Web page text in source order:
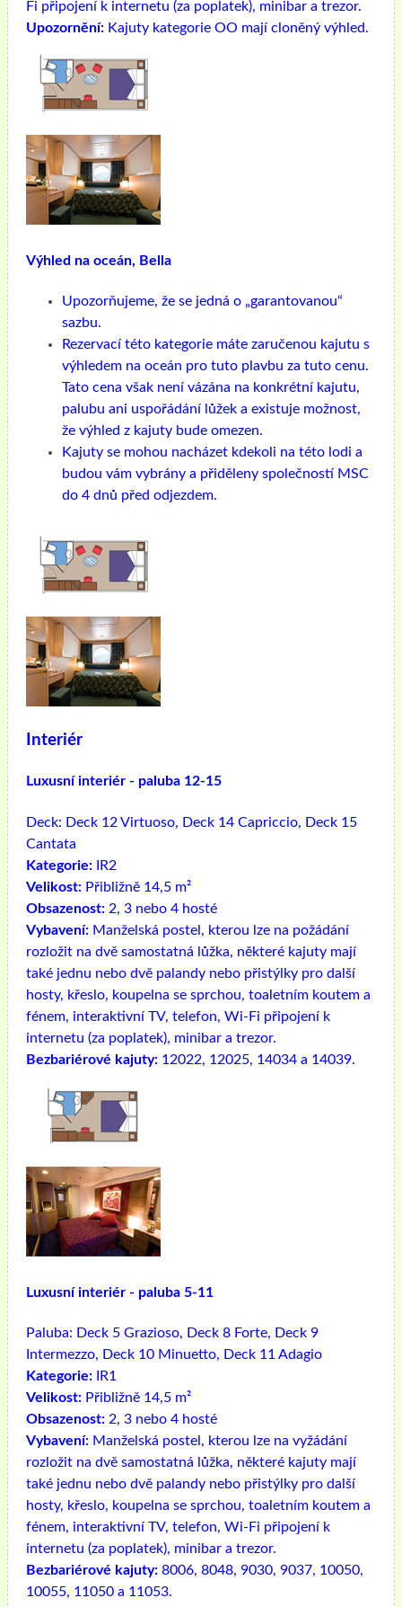
Fi připojení k internetu (za poplatek), minibar a trezor.
Upozornění: Kajuty kategorie OO mají cloněný výhled.
Výhled na oceán, Bella
Upozorňujeme, že se jedná o „garantovanou“
sazbu.
Rezervací této kategorie máte zaručenou kajutu s
výhledem na oceán pro tuto plavbu za tuto cenu.
Tato cena však není vázána na konkrétní kajutu,
palubu ani uspořádání lůžek a existuje možnost,
že výhled z kajuty bude omezen.
Kajuty se mohou nacházet kdekoli na této lodi a
budou vám vybrány a přiděleny společností MSC
do 4 dnů před odjezdem.
Interiér
Luxusní interiér - paluba 12-15
Deck: Deck 12 Virtuoso, Deck 14 Capriccio, Deck 15
Cantata
Kategorie: IR2
Velikost: Přibližně 14,5 m²
Obsazenost: 2, 3 nebo 4 hosté
Vybavení: Manželská postel, kterou lze na požádání
rozložit na dvě samostatná lůžka, některé kajuty mají
také jednu nebo dvě palandy nebo přistýlky pro další
hosty, křeslo, koupelna se sprchou, toaletním koutem a
fénem, ​​interaktivní TV, telefon, Wi-Fi připojení k
internetu (za poplatek), minibar a trezor.
Bezbariérové ​​kajuty: 12022, 12025, 14034 a 14039.
Luxusní interiér - paluba 5-11
Paluba: Deck 5 Grazioso, Deck 8 Forte, Deck 9
Intermezzo, Deck 10 Minuetto, Deck 11 Adagio
Kategorie: IR1
Velikost: Přibližně 14,5 m²
Obsazenost: 2, 3 nebo 4 hosté
Vybavení: Manželská postel, kterou lze na vyžádání
rozložit na dvě samostatná lůžka, některé kajuty mají
také jednu nebo dvě palandy nebo přistýlky pro další
hosty, křeslo, koupelna se sprchou, toaletním koutem a
fénem, ​​interaktivní TV, telefon, Wi-Fi připojení k
internetu (za poplatek), minibar a trezor.
Bezbariérové ​​kajuty: 8006, 8048, 9030, 9037, 10050,
10055, 11050 a 11053.